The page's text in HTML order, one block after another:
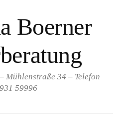
Boerner
Mühlenstraße 34 – Telefon
59996